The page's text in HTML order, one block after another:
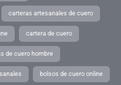
carteras artesanales de cuero
cartera de cuero
de cuero hombre
bolsos de cuero online